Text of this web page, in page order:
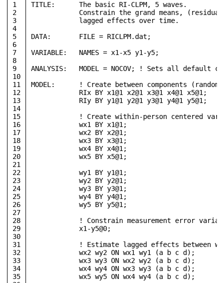
1
2
3
4
5
6
7
8
9
10
11
12
13
14
15
16
17
18
19
20
21
22
23
24
25
26
27
28
29
30
31
32
33
34
35
TITLE:	    The basic RI-CLPM, 5 waves.
Constrain the grand means,
            lagged effects over time.
DATA:       FILE = RICLPM.dat;
VARIABLE:   NAMES = x1-x5 y1-y5;
ANALYSIS:   MODEL = NOCOV; ! Sets all default
MODEL:	    ! Create between components
            RIx BY x1@1 x2@1 x3@1 x4@1 x5@1;
            RIy BY y1@1 y2@1 y3@1 y4@1 y5@1;
! Create within-person centered
            wx1 BY x1@1;
            wx2 BY x2@1;
            wx3 BY x3@1;
            wx4 BY x4@1;
            wx5 BY x5@1;
            wy1 BY y1@1;
            wy2 BY y2@1;
            wy3 BY y3@1;
            wy4 BY y4@1;
            wy5 BY y5@1;
! Constrain measurement error
            x1-y5@0;
! Estimate lagged effects between
            wx2 wy2 ON wx1 wy1 (a b c d);
            wx3 wy3 ON wx2 wy2 (a b c d);
            wx4 wy4 ON wx3 wy3 (a b c d);
            wx5 wy5 ON wx4 wy4 (a b c d);